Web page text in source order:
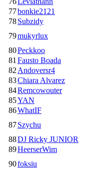
77bonkie2121
78Subzidy
79mukyrlux
80Peckkoo
81 Fausto Boada
82 Andoversr4
83Chiara Alvarez
84Remcowouter
85YAN
86WhatIF
87Szychu
88DJ Ricky JUNIOR
89HeerserWim
90foksiu